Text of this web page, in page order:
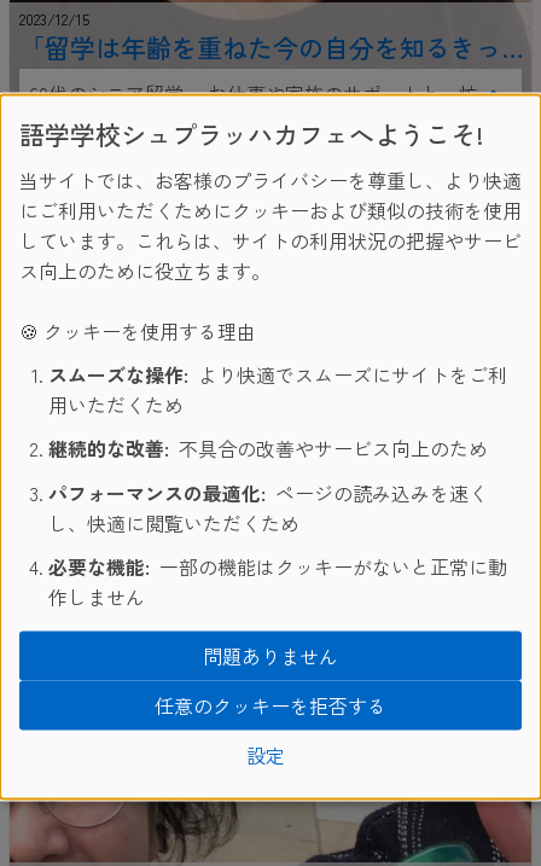
2023/12/15
「留学は年齢を重ねた今の自分を知るきっ
かけに」友達と一緒にシニア留学をした
60代のシニア留学。 お仕事や家族のサポートと、忙
しい日々を過ごされて来たMayumiさん。色々な事が
落ち着いた今、自分へのご褒美として、英会話教室
で知り合ったご友人とマルタ留学をされています。
留学への思い、困ったこと、良かったこと、シニア
留学のあれこれを聞きました。
シニア留学
語学学校シュプラッハカフェへようこそ!
当サイトでは、お客様のプライバシーを尊重し、より快適
にご利用いただくためにクッキーおよび類似の技術を使用
しています。これらは、サイトの利用状況の把握やサービ
ス向上のために役立ちます。
🍪 クッキーを使用する理由
スムーズな操作: より快適でスムーズにサイトをご利
用いただくため
継続的な改善: 不具合の改善やサービス向上のため
パフォーマンスの最適化: ページの読み込みを速く
し、快適に閲覧いただくため
必要な機能: 一部の機能はクッキーがないと正常に動
作しません
設定
任意のクッキーを拒否する
問題ありません